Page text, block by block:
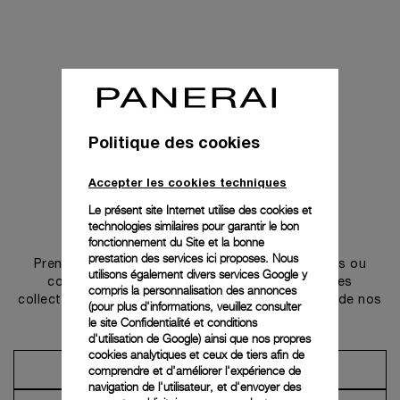
Prendre contact
Prenez rendez-vous dans l’une de nos boutiques ou
contactez notre conciergerie pour découvrir les
collections et bénéficier des conseils ou services de nos
ambassadeurs.
Prendre un rendez-vous
Politique des cookies
Accepter les cookies techniques
Le présent site Internet utilise des cookies et
technologies similaires pour garantir le bon
fonctionnement du Site et la bonne
prestation des services ici proposes. Nous
utilisons également divers services Google y
compris la personnalisation des annonces
(pour plus d'informations, veuillez consulter
le site Confidentialité et conditions
d'utilisation de Google) ainsi que nos propres
cookies analytiques et ceux de tiers afin de
comprendre et d'améliorer l'expérience de
navigation de l'utilisateur, et d'envoyer des